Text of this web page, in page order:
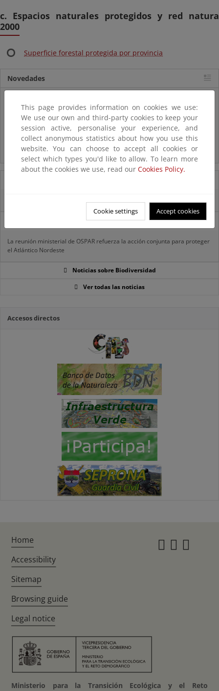
c. Espacios naturales protegidos y red natura
2000
Superficie forestal protegida por provincia
Novedades
El MITECO revisa y actualiza la Lista Patrón de las especies
silvestres presentes en España
Preguntas frecuentes...
Acceso a los recursos genéticos y reparto de beneficios
La reunión ministerial de OSPAR refuerza la acción conjunta para proteger
el Atlántico Nordeste
Noticias sobre Biodiversidad
Ver todas las noticias
Accesos directos
This page provides information on cookies we use:
We use our own and third-party cookies to keep your
session active, personalise your experience, and
collect anonymous statistics about how you use this
website. You can choose to accept all cookies or
select which types you'd like to allow. To learn more
about the cookies we use, read our Cookies Policy.
Cookie settings Accept cookies
Home
Accessibility
Sitemap
Browsing guide
Legal notice
Ministerio para la Transición Ecológica y el Reto